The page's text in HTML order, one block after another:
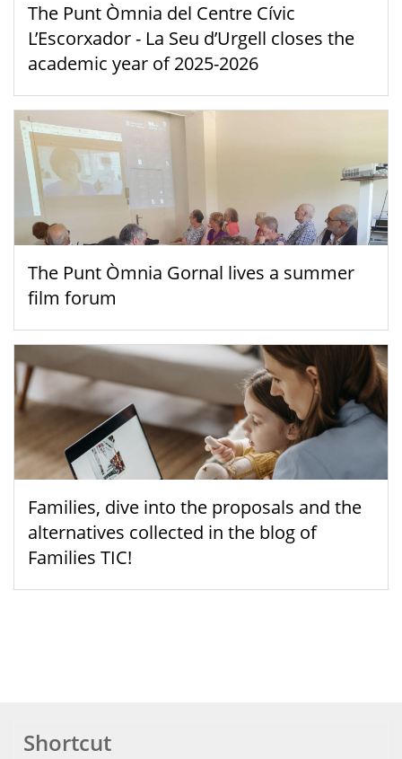
The Punt Òmnia del Centre Cívic
L’Escorxador - La Seu d’Urgell closes the
academic year of 2025-2026
The Punt Òmnia Gornal lives a summer
film forum
Families, dive into the proposals and the
alternatives collected in the blog of
Families TIC!
Shortcut